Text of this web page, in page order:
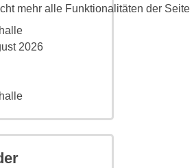
2026
mehr alle Funktionalitäten der Seite